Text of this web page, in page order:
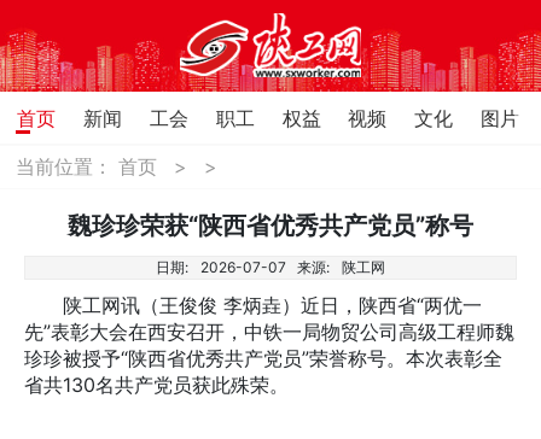
首页 新闻 工会 职工 权益 视频 文化
图片
当前位置：首页 > >
魏珍珍荣获“陕西省优秀共产党员”称号
日期: 2026-07-07 来源: 陕工网
陕工网讯（王俊俊 李炳垚）近日，陕西省“两优一
先”表彰大会在西安召开，中铁一局物贸公司高级工程师魏
珍珍被授予“陕西省优秀共产党员”荣誉称号。本次表彰全
省共130名共产党员获此殊荣。